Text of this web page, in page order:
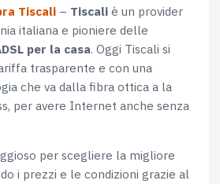
Tiscali – Tiscali è un provider
italiana e pioniere delle
per la casa. Oggi Tiscali si
trasparente e con una
che va dalla fibra ottica a la
per avere Internet anche senza
per scegliere la migliore
i prezzi e le condizioni grazie al